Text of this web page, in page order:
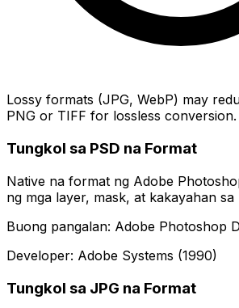
Lossy formats (JPG, WebP) may
PNG or TIFF for lossless conversion.
Tungkol sa PSD na Format
Native na format ng Adobe
ng mga layer, mask, at kakayahan sa
Buong pangalan: Adobe Photoshop
Developer: Adobe Systems (1990)
Tungkol sa JPG na Format